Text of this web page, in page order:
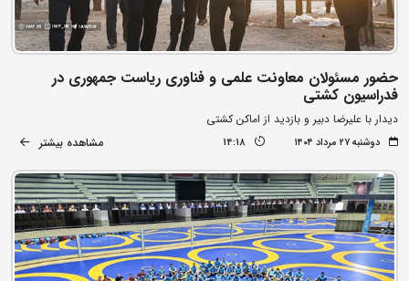
حضور مسئولان معاونت علمی و فناوری ریاست جمهوری در
فدراسیون کشتی
دیدار با علیرضا دبیر و بازدید از اماکن کشتی
دوشنبه ۲۷ مرداد ۱۴۰۴ 14:18 مشاهده بیشتر